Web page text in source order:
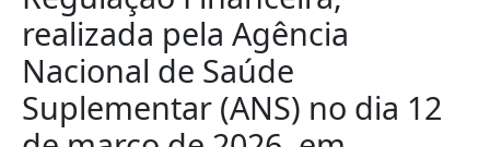
realizada pela Agência
Nacional de Saúde
Suplementar (ANS) no dia 12